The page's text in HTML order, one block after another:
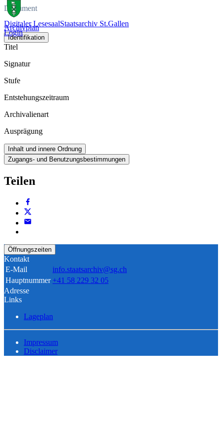
Digitaler LesesaalStaatsarchiv St.Gallen
Login
Dokument
Archivplan
Identifikation
Titel
Signatur
Stufe
Entstehungszeitraum
Archivalienart
Ausprägung
Inhalt und innere Ordnung
Zugangs- und Benutzungsbestimmungen
Teilen
Öffnungszeiten
Kontakt
E-Mail
info.staatsarchiv@sg.ch
Hauptnummer +41 58 229 32 05
Adresse
Links
Lageplan
Impressum
Disclaimer